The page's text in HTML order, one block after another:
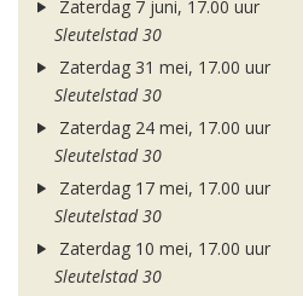
Zaterdag 7 juni, 17.00 uur
Sleutelstad 30
Zaterdag 31 mei, 17.00 uur
Sleutelstad 30
Zaterdag 24 mei, 17.00 uur
Sleutelstad 30
Zaterdag 17 mei, 17.00 uur
Sleutelstad 30
Zaterdag 10 mei, 17.00 uur
Sleutelstad 30